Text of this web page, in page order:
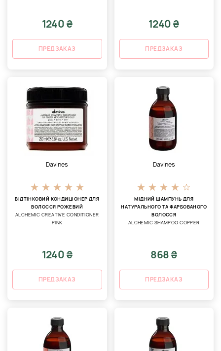
1240 ₴
ПРЕДЗАКАЗ
1240 ₴
ПРЕДЗАКАЗ
Davines
ВІДТІНКОВИЙ КОНДИЦІОНЕР ДЛЯ
ВОЛОССЯ РОЖЕВИЙ
ALCHEMIC CREATIVE CONDITIONER
PINK
1240 ₴
ПРЕДЗАКАЗ
Davines
МІДНИЙ ШАМПУНЬ ДЛЯ
НАТУРАЛЬНОГО ТА ФАРБОВАНОГО
ВОЛОССЯ
ALCHEMIC SHAMPOO COPPER
868 ₴
ПРЕДЗАКАЗ